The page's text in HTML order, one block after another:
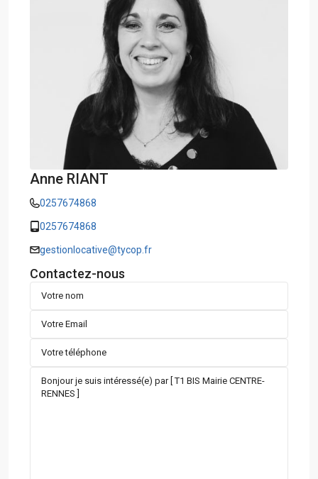
Anne RIANT
0257674868
0257674868
gestionlocative@tycop.fr
Contactez-nous